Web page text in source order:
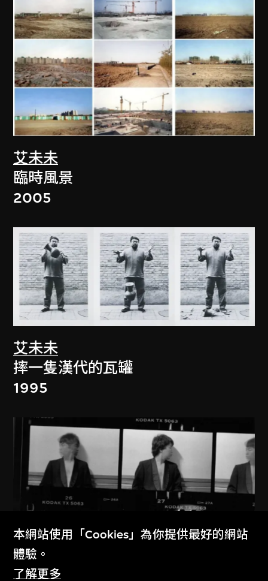
艾未未
臨時風景
2005
艾未未
摔一隻漢代的瓦罐
1995
本網站使用「Cookies」為你提供最好的網站
體驗。
了解更多